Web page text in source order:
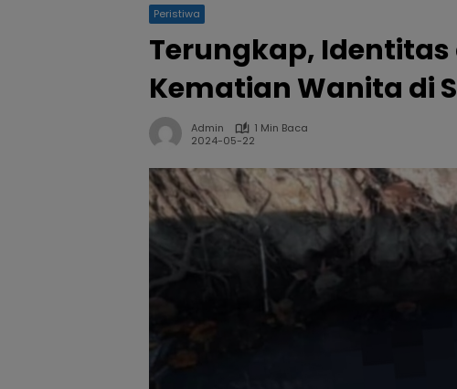
Peristiwa
Terungkap, Identitas
Kematian Wanita di
Admin
1 Min Baca
2024-05-22